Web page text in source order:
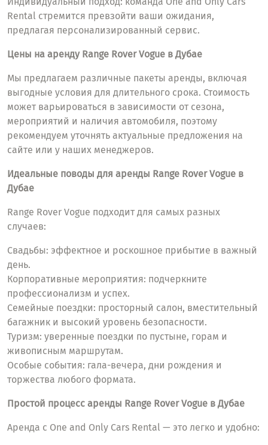
Rental стремится превзойти ваши ожидания,
предлагая персонализированный сервис.
Цены на аренду Range Rover Vogue в Дубае
Мы предлагаем различные пакеты аренды, включая
выгодные условия для длительного срока. Стоимость
может варьироваться в зависимости от сезона,
мероприятий и наличия автомобиля, поэтому
рекомендуем уточнять актуальные предложения на
сайте или у наших менеджеров.
Идеальные поводы для аренды Range Rover Vogue в
Дубае
Range Rover Vogue подходит для самых разных
случаев:
Свадьбы: эффектное и роскошное прибытие в важный
день.
Корпоративные мероприятия: подчеркните
профессионализм и успех.
Семейные поездки: просторный салон, вместительный
багажник и высокий уровень безопасности.
Туризм: уверенные поездки по пустыне, горам и
живописным маршрутам.
Особые события: гала-вечера, дни рождения и
торжества любого формата.
Простой процесс аренды Range Rover Vogue в Дубае
Аренда с One and Only Cars Rental — это легко и удобно: